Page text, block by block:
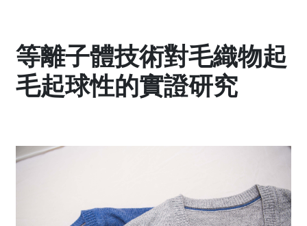
等離子體技術對毛織物起
毛起球性的實證研究